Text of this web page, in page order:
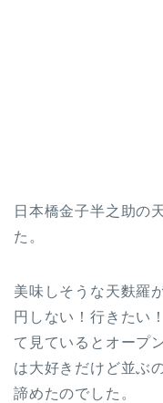
日本橋金子半之助の
た。
美味しそうな天麩羅
円しない！行きたい
て見ているとオープ
は大好きだけど並ぶ
諦めたのでした。